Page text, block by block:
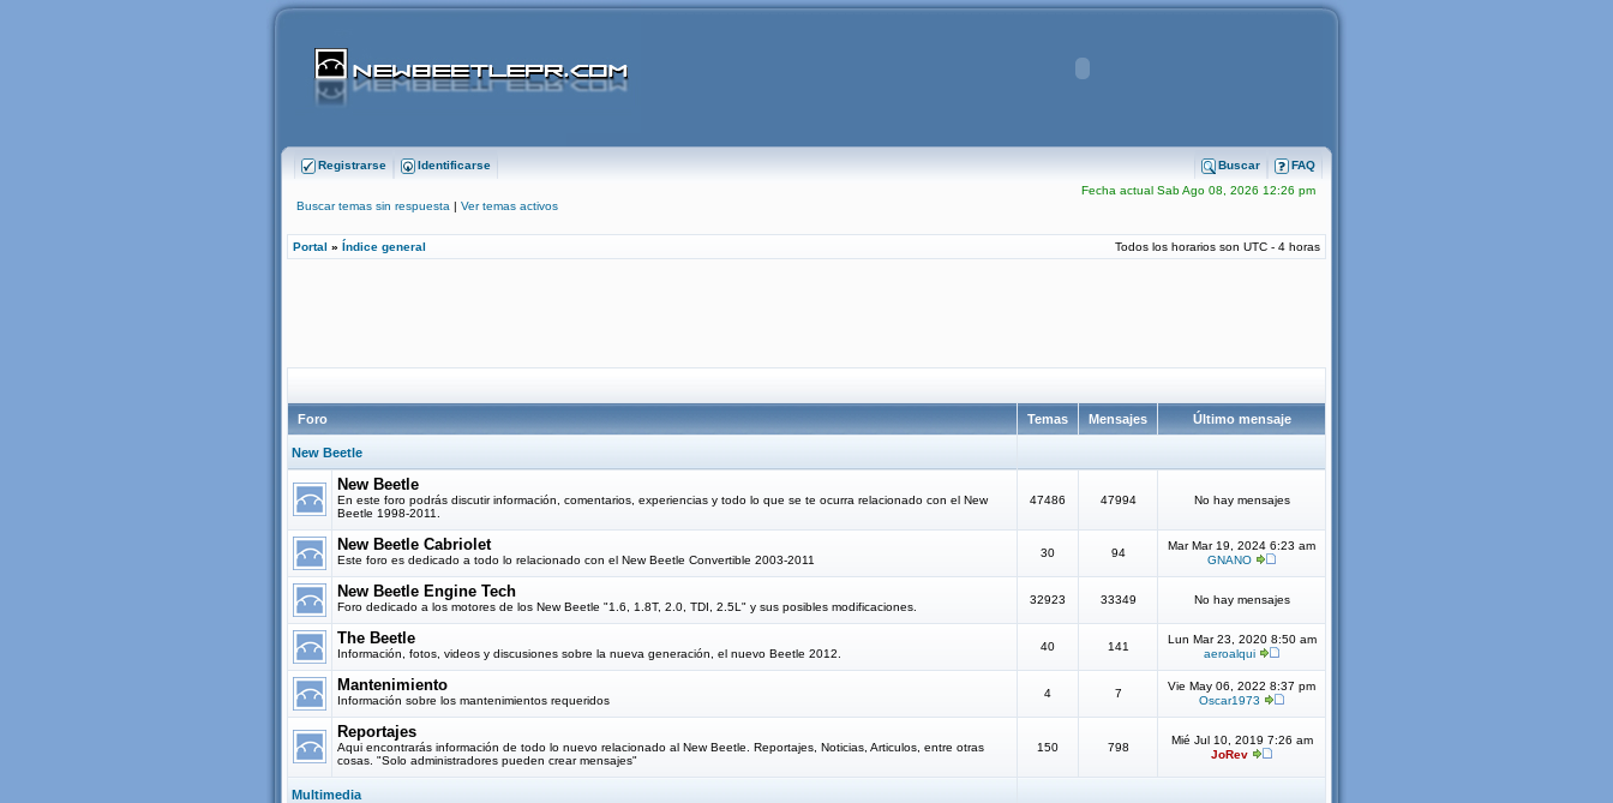
Registrarse Identificarse FAQ
Buscar
Fecha actual Sab Ago 08, 2026 12:26 pm
Buscar temas sin respuesta | Ver temas activos
Portal » Índice general Todos los horarios son UTC - 4 horas
Foro Temas Mensajes Último mensaje
New Beetle
New Beetle
En este foro podrás discutir información, comentarios, experiencias y todo lo que se te ocurra relacionado con el New
Beetle 1998-2011.
47486 47994 No hay mensajes
New Beetle Cabriolet
Este foro es dedicado a todo lo relacionado con el New Beetle Convertible 2003-2011
30 94
Mar Mar 19, 2024 6:23 am
GNANO
New Beetle Engine Tech
Foro dedicado a los motores de los New Beetle "1.6, 1.8T, 2.0, TDI, 2.5L" y sus posibles modificaciones.
32923 33349 No hay mensajes
The Beetle
Información, fotos, videos y discusiones sobre la nueva generación, el nuevo Beetle 2012.
40 141
Lun Mar 23, 2020 8:50 am
aeroalqui
Mantenimiento
Información sobre los mantenimientos requeridos
4 7
Vie May 06, 2022 8:37 pm
Oscar1973
Reportajes
Aqui encontrarás información de todo lo nuevo relacionado al New Beetle. Reportajes, Noticias, Articulos, entre otras
cosas. "Solo administradores pueden crear mensajes"
150 798
Mié Jul 10, 2019 7:26 am
JoRev
Multimedia